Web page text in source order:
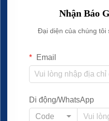
Nhận Báo
Đại diện của chúng tôi
Email
Di động/WhatsApp
Code